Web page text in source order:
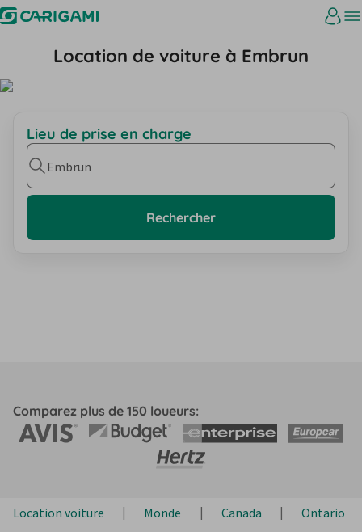
Location de voiture à Embrun
Lieu de prise en charge
Embrun
Rechercher
Comparez plus de 150 loueurs:
Location voiture Monde Canada Ontario